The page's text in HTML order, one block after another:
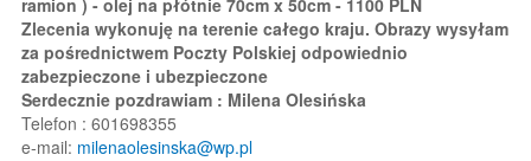
ramion ) - olej na płótnie 70cm x 50cm - 1100 PLN
Zlecenia wykonuję na terenie całego kraju. Obrazy wysyłam
za pośrednictwem Poczty Polskiej odpowiednio
zabezpieczone i ubezpieczone
Serdecznie pozdrawiam : Milena Olesińska
Telefon : 601698355
e-mail: milenaolesinska@wp.pl